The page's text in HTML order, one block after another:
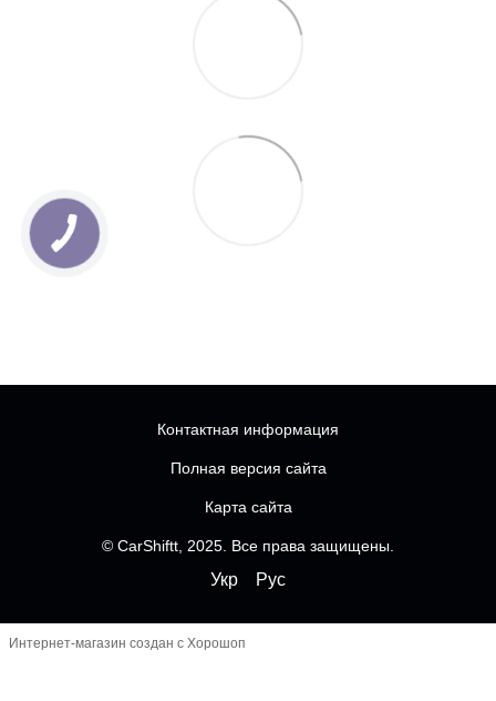
Контактная информация
Полная версия сайта
Карта сайта
© CarShiftt, 2025. Все права защищены.
Укр Рус
Интернет-магазин создан с Хорошоп